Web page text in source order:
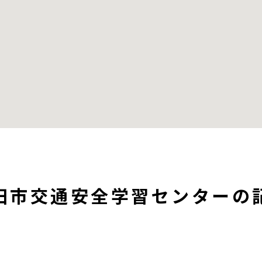
市交通安全学習センターの